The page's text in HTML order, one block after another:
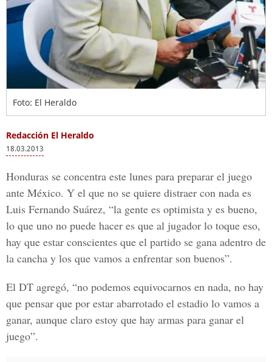
Foto: El Heraldo
Redacción El Heraldo
18.03.2013
Honduras se concentra este lunes para preparar el juego
ante México. Y el que no se quiere distraer con nada es
Luis Fernando Suárez, “la gente es optimista y es bueno,
lo que uno no puede hacer es que al jugador lo toque eso,
hay que estar conscientes que el partido se gana adentro de
la cancha y los que vamos a enfrentar son buenos”.
El DT agregó, “no podemos equivocarnos en nada, no hay
que pensar que por estar abarrotado el estadio lo vamos a
ganar, aunque claro estoy que hay armas para ganar el
juego”.